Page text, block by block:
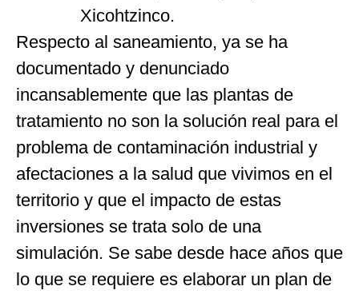
Xicohtzinco.
Respecto al saneamiento, ya se ha
documentado y denunciado
incansablemente que las plantas de
tratamiento no son la solución real para el
problema de contaminación industrial y
afectaciones a la salud que vivimos en el
territorio y que el impacto de estas
inversiones se trata solo de una
simulación. Se sabe desde hace años que
lo que se requiere es elaborar un plan de